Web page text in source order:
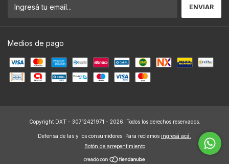
Medios de pago
Copyright DXT - 30712421971 - 2026. Todos los derechos reservados.
Defensa de las y los consumidores. Para reclamos ingresá acá.
Botón de arrepentimiento